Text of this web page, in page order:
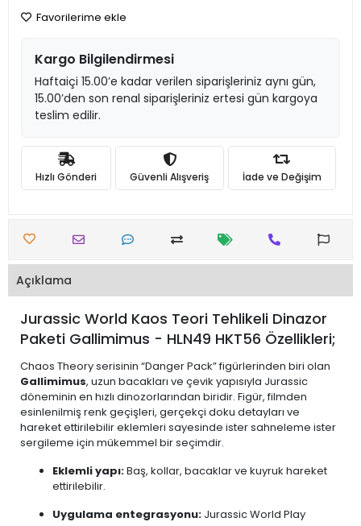
Favorilerime ekle
Kargo Bilgilendirmesi
Haftaiçi 15.00’e kadar verilen siparişleriniz aynı gün,
15.00’den son renal siparişleriniz ertesi gün kargoya
teslim edilir.
Hızlı Gönderi Güvenli Alışveriş İade ve Değişim
Açıklama
Jurassic World Kaos Teori Tehlikeli Dinazor
Paketi Gallimimus - HLN49 HKT56 Özellikleri;
Chaos Theory serisinin “Danger Pack” figürlerinden biri olan
Gallimimus, uzun bacakları ve çevik yapısıyla Jurassic
döneminin en hızlı dinozorlarından biridir. Figür, filmden
esinlenilmiş renk geçişleri, gerçekçi doku detayları ve
hareket ettirilebilir eklemleri sayesinde ister sahneleme ister
sergileme için mükemmel bir seçimdir.
Eklemli yapı:Baş, kollar, bacaklar ve kuyruk hareket
ettirilebilir.
Uygulama entegrasyonu: Jurassic World Play